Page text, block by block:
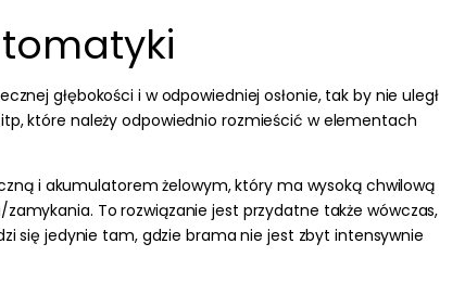
głębokości i w odpowiedniej osłonie, tak by nie uległ
które należy odpowiednio rozmieścić w elementach
i akumulatorem żelowym, który ma wysoką chwilową
To rozwiązanie jest przydatne także wówczas,
się jedynie tam, gdzie brama nie jest zbyt intensywnie